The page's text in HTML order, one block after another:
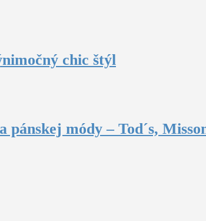
chic štýl
pánskej módy – Tod´s,